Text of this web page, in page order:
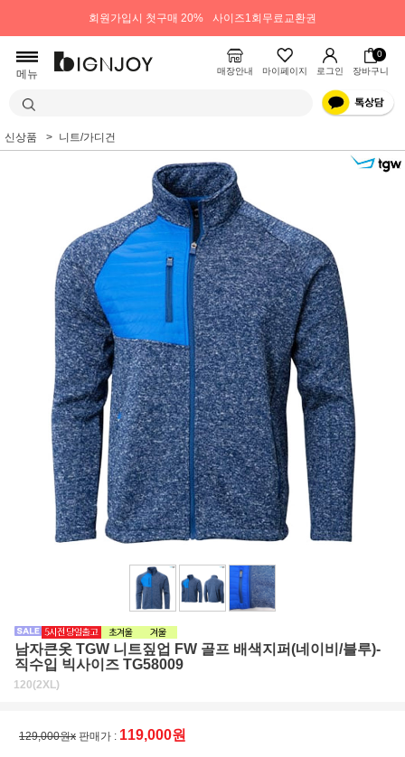
회원가입시 첫구매 20% 사이즈1회무료교환권
메뉴 매장안내 마이페이지 로그인
0
장바구니
신상품 니트/가디건
남자큰옷 TGW 니트짚업 FW 골프 배색지퍼(네이비/블루)-
직수입 빅사이즈 TG58009
120(2XL)
129,000원x 판매가 : 119,000원